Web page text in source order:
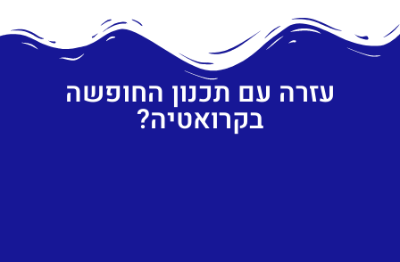
עזרה עם תכנון החופשה
בקרואטיה?